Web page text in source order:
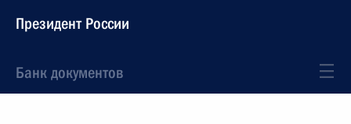
Президент России
Банк документов